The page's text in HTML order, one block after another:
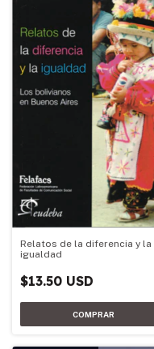
Relatos de la diferencia y la
igualdad
$13.50 USD